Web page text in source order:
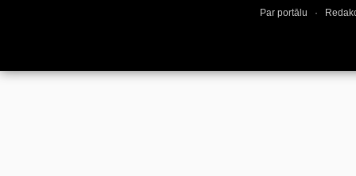
Par portālu ·